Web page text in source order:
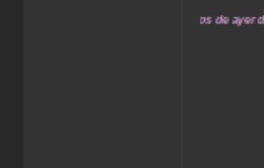
... Nuestros recuerdos de ayer durarán